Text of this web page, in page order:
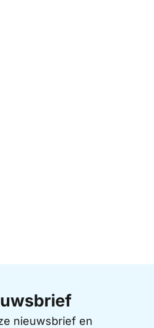
nieuwsbrief en